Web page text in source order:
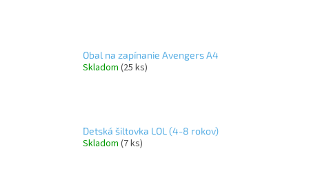
Obal na zapínanie Avengers A4
Skladom (25 ks)
Detská šiltovka LOL (4-8 rokov)
Skladom (7 ks)